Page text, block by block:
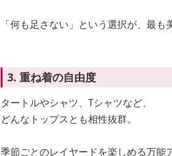
「何も足さない」という選択が、最も
3. 重ね着の自由度
タートルやシャツ、Tシャツなど、
どんなトップスとも相性抜群。
季節ごとのレイヤードを楽しめる万能